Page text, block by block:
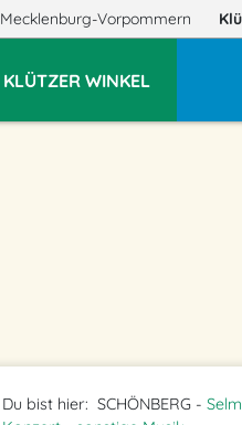
Mecklenburg-Vorpommern
KLÜTZER WINKEL
Du bist hier: SCHÖNBERG -